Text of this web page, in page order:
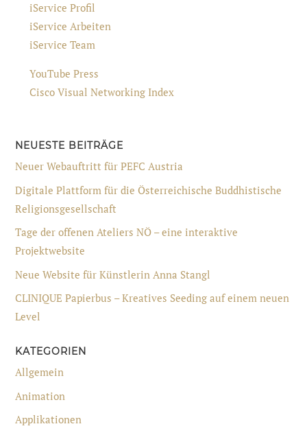
iService Profil
iService Arbeiten
iService Team
YouTube Press
Cisco Visual Networking Index
NEUESTE BEITRÄGE
Neuer Webauftritt für PEFC Austria
Digitale Plattform für die Österreichische Buddhistische
Religionsgesellschaft
Tage der offenen Ateliers NÖ – eine interaktive
Projektwebsite
Neue Website für Künstlerin Anna Stangl
CLINIQUE Papierbus – Kreatives Seeding auf einem neuen
Level
KATEGORIEN
Allgemein
Animation
Applikationen